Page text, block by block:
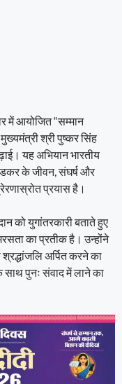
में आयोजित “सम्मान
श्री पुष्कर सिंह
यह अभियान भारतीय
के जीवन, संघर्ष और
प्रयास है।
को युगांतरकारी बताते हुए
का प्रतीक है। उन्होंने
अर्पित करने का
पुनः संवाद में लाने का